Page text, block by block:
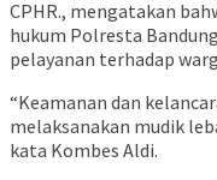
CPHR., mengatakan
hukum Polresta
pelayanan terhadap
“Keamanan dan
melaksanakan mudik
kata Kombes Aldi.